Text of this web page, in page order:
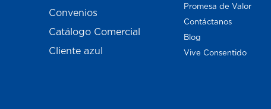
Convenios
Catálogo Comercial
Cliente azul
Promesa de Valor
Contáctanos
Blog
Vive Consentido